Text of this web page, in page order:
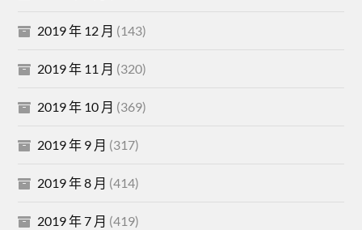
2019 年 12 月 (143)
2019 年 11 月 (320)
2019 年 10 月 (369)
2019 年 9 月 (317)
2019 年 8 月 (414)
2019 年 7 月 (419)